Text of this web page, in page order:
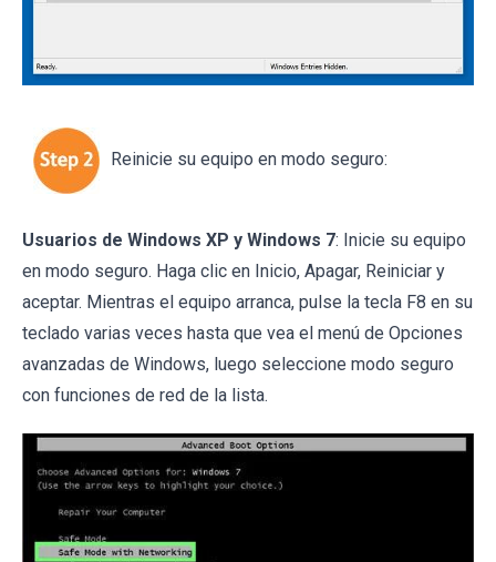
Reinicie su equipo en modo seguro:
Usuarios de Windows XP y Windows 7: Inicie su equipo
en modo seguro. Haga clic en Inicio, Apagar, Reiniciar y
aceptar. Mientras el equipo arranca, pulse la tecla F8 en su
teclado varias veces hasta que vea el menú de Opciones
avanzadas de Windows, luego seleccione modo seguro
con funciones de red de la lista.